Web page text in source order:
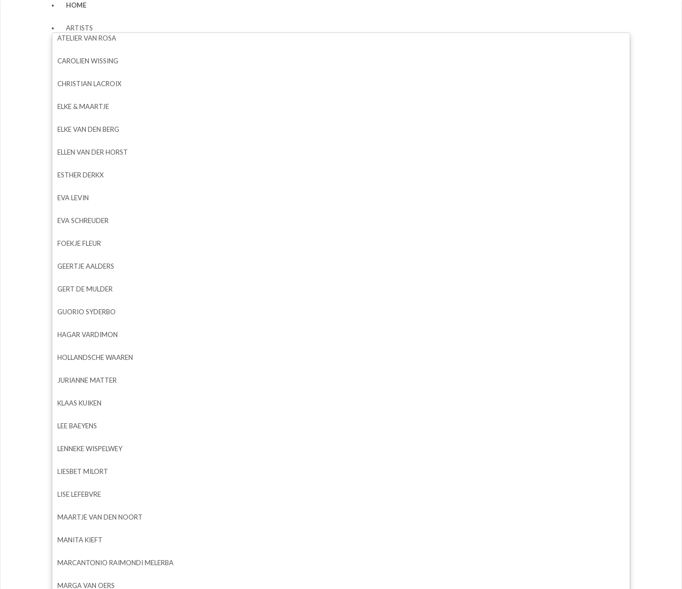
HOME
ARTISTS
ATELIER VAN ROSA
CAROLIEN WISSING
CHRISTIAN LACROIX
ELKE & MAARTJE
ELKE VAN DEN BERG
ELLEN VAN DER HORST
ESTHER DERKX
EVA LEVIN
EVA SCHREUDER
FOEKJE FLEUR
GEERTJE AALDERS
GERT DE MULDER
GUORIO SYDERBO
HAGAR VARDIMON
HOLLANDSCHE WAAREN
JURIANNE MATTER
KLAAS KUIKEN
LEE BAEYENS
LENNEKE WISPELWEY
LIESBET MILORT
LISE LEFEBVRE
MAARTJE VAN DEN NOORT
MANITA KIEFT
MARCANTONIO RAIMONDI MELERBA
MARGA VAN OERS